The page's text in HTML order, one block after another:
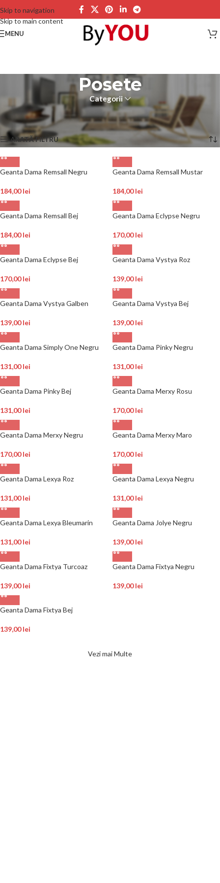
Skip to navigation
Skip to main content
MENU
Posete
Categorii
Prima pagină Produse etichetate „Posete”
Afișez 1 - 21 din 24 de rezultate
ARATĂ FILTRU
Geanta Dama Remsall Negru
184,00lei
Geanta Dama Remsall Mustar
184,00lei
Geanta Dama Remsall Bej
184,00lei
Geanta Dama Eclypse Negru
170,00lei
Geanta Dama Eclypse Bej
170,00lei
Geanta Dama Vystya Roz
139,00lei
Geanta Dama Vystya Galben
139,00lei
Geanta Dama Vystya Bej
139,00lei
Geanta Dama Simply One Negru
131,00lei
Geanta Dama Pinky Negru
131,00lei
Geanta Dama Pinky Bej
131,00lei
Geanta Dama Merxy Rosu
170,00lei
Geanta Dama Merxy Negru
170,00lei
Geanta Dama Merxy Maro
170,00lei
Geanta Dama Lexya Roz
131,00lei
Geanta Dama Lexya Negru
131,00lei
Geanta Dama Lexya Bleumarin
131,00lei
Geanta Dama Jolye Negru
139,00lei
Geanta Dama Fixtya Turcoaz
139,00lei
Geanta Dama Fixtya Negru
139,00lei
Geanta Dama Fixtya Bej
139,00lei
Vezi mai Multe